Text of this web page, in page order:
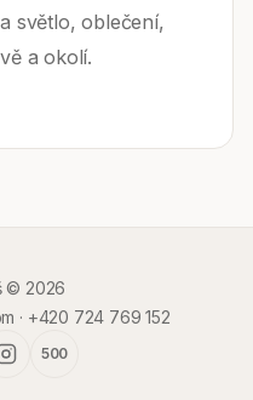
světlo, oblečení,
a okolí.
© 2026
· +420 724 769 152
500